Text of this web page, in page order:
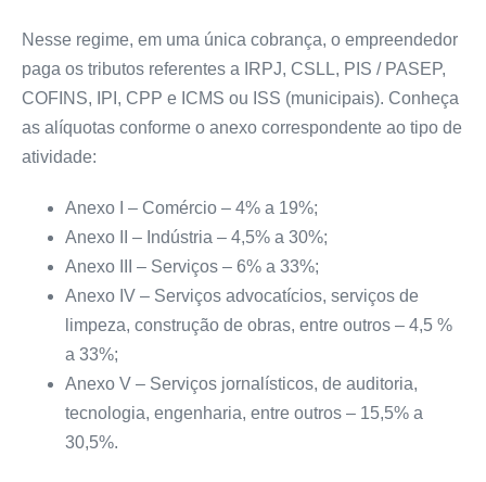
Nesse regime, em uma única cobrança, o empreendedor
paga os tributos referentes a IRPJ, CSLL, PIS / PASEP,
COFINS, IPI, CPP e ICMS ou ISS (municipais). Conheça
as alíquotas conforme o anexo correspondente ao tipo de
atividade:
Anexo I – Comércio – 4% a 19%;
Anexo II – Indústria – 4,5% a 30%;
Anexo III – Serviços – 6% a 33%;
Anexo IV – Serviços advocatícios, serviços de
limpeza, construção de obras, entre outros – 4,5 %
a 33%;
Anexo V – Serviços jornalísticos, de auditoria,
tecnologia, engenharia, entre outros – 15,5% a
30,5%.